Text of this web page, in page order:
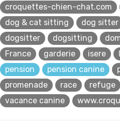
croquettes-chien-chat.com
dog & cat sitting
dog sitter
dogsitter
dogsitting
France
garderie isere
pension
pension canine
promenade
race refuge
vacance canine